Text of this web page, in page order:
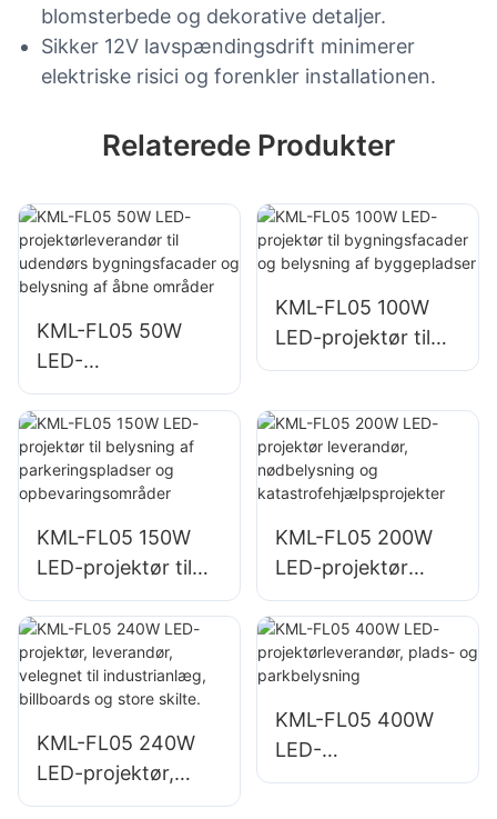
blomsterbede og dekorative detaljer.
Sikker 12V lavspændingsdrift minimerer
elektriske risici og forenkler installationen.
Relaterede Produkter
KML-FL05 50W
LED-
projektørleverandø
r til udendørs
bygningsfacader
og belysning af
KML-FL05 100W
LED-projektør til
bygningsfacader
byggepladser
KML-FL05 150W
LED-projektør til
belysning af
parkeringspladser
og
opbevaringsområd
KML-FL05 200W
LED-projektør
leverandør,
nødbelysning og
katastrofehjælpspr
ojekter
KML-FL05 240W
LED-projektør,
leverandør,
KML-FL05 400W
LED-
projektørleverandø